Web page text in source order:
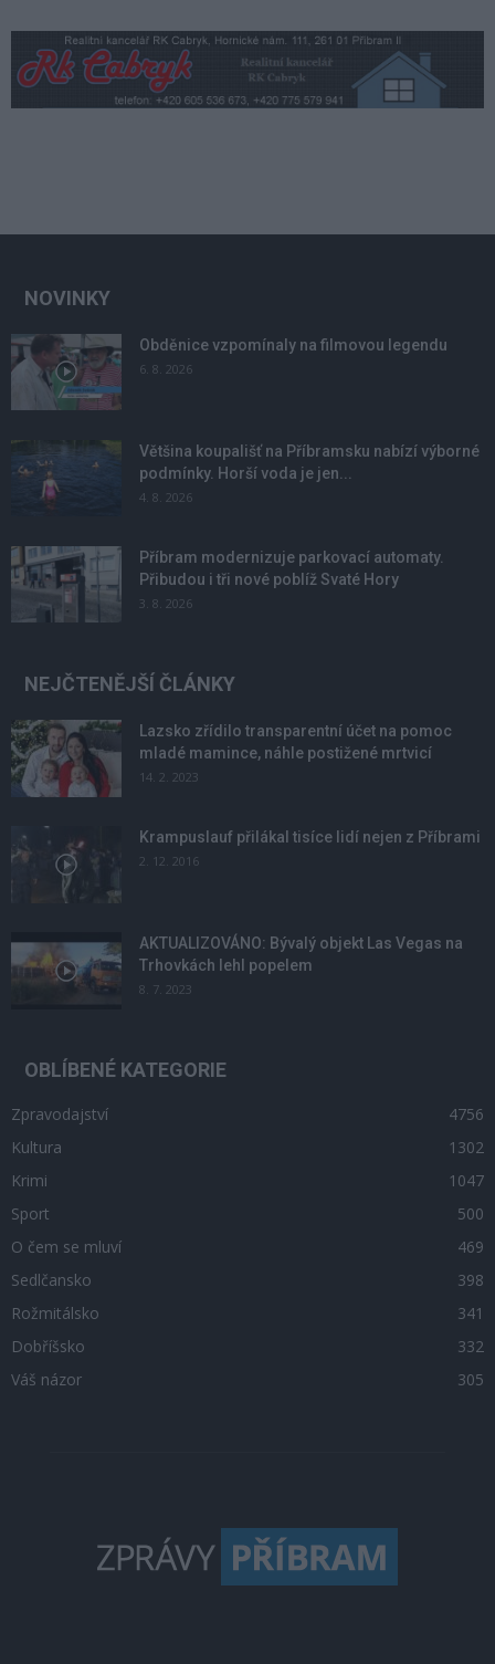
NOVINKY
Obděnice vzpomínaly na filmovou legendu
6. 8. 2026
Většina koupališť na Příbramsku nabízí výborné
podmínky. Horší voda je jen...
4. 8. 2026
Příbram modernizuje parkovací automaty.
Přibudou i tři nové poblíž Svaté Hory
3. 8. 2026
NEJČTENĚJŠÍ ČLÁNKY
Lazsko zřídilo transparentní účet na pomoc
mladé mamince, náhle postižené mrtvicí
14. 2. 2023
Krampuslauf přilákal tisíce lidí nejen z Příbrami
2. 12. 2016
AKTUALIZOVÁNO: Bývalý objekt Las Vegas na
Trhovkách lehl popelem
8. 7. 2023
OBLÍBENÉ KATEGORIE
Zpravodajství
4756
Kultura
1302
Krimi
1047
Sport
500
O čem se mluví
469
Sedlčansko
398
Rožmitálsko
341
Dobříšsko
332
Váš názor
305